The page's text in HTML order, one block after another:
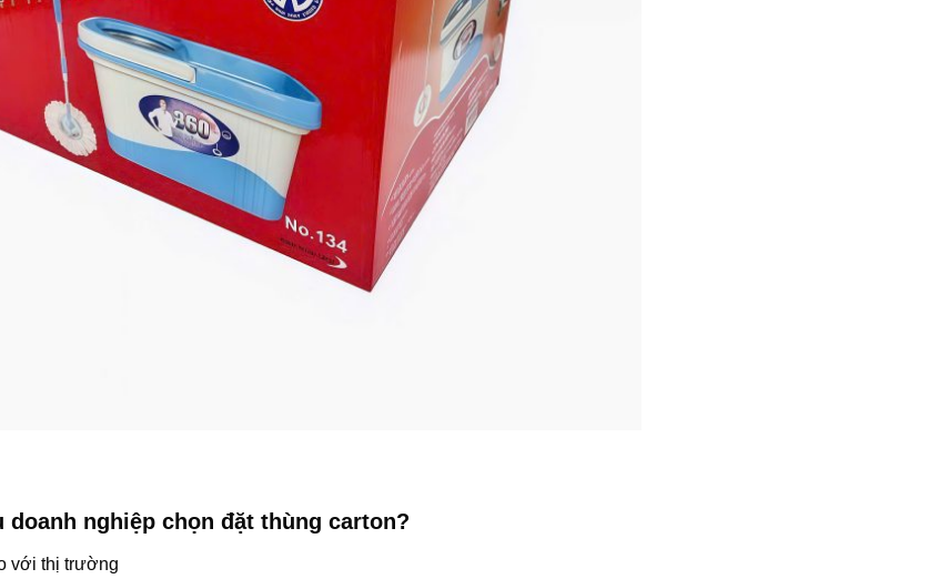
nghiệp chọn đặt thùng carton?
với thị trường